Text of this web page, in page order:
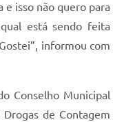
e isso não quero para
está sendo feita
informou com
Conselho Municipal
de Contagem